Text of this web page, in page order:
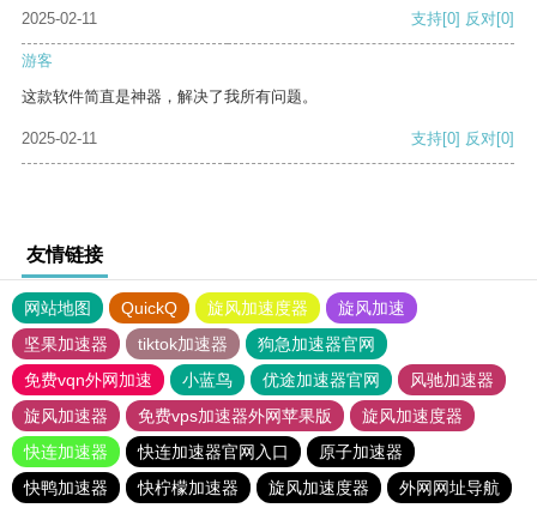
2025-02-11
支持[0] 反对[0]
游客
这款软件简直是神器，解决了我所有问题。
2025-02-11 支持[0] 反对[0]
友情链接
网站地图 QuickQ 旋风加速度器
旋风加速
坚果加速器
tiktok加速器
狗急加速器官网
免费vqn外网加速
小蓝鸟 优途加速器官网
风驰加速器
旋风加速器
免费vps加速器外网苹果版
旋风加速度器
快连加速器
快连加速器官网入口
原子加速器
快鸭加速器
快柠檬加速器 旋风加速度器 外网网址导航